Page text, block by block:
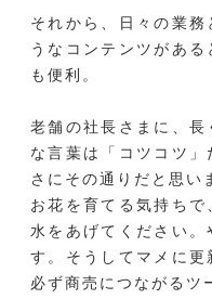
それから、日々の業
うなコンテンツがあ
も便利。
老舗の社長さまに、
な言葉は「コツコツ
さにその通りだと思い
お花を育てる気持ち
水をあげてください。
す。そうしてマメに
必ず商売につながるツ